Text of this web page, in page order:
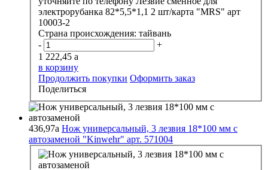
электрорубанка 82*5,5*1,1 2 шт/карта "MRS" арт
10003-2
Страна происхождения: тайвань
-
+
1 222,45 a
в корзину
Продолжить покупки Оформить заказ
Поделиться
436,97a Нож универсальный, 3 лезвия 18*100 мм с
автозаменой "Kinwehr" арт. 571004